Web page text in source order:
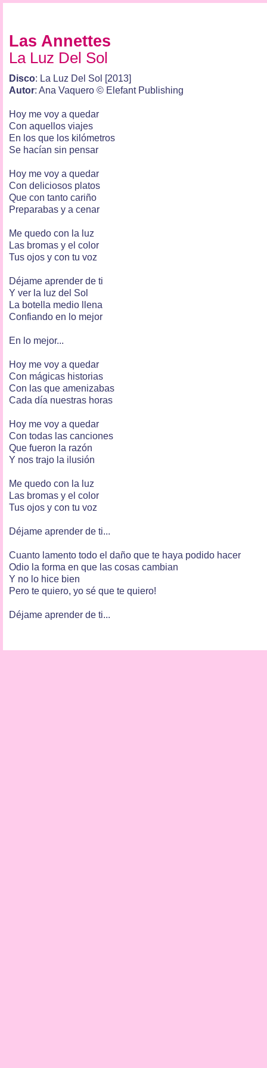
Las Annettes
La Luz Del Sol
Disco: La Luz Del Sol [2013]
Autor: Ana Vaquero © Elefant Publishing
Hoy me voy a quedar
Con aquellos viajes
En los que los kilómetros
Se hacían sin pensar
Hoy me voy a quedar
Con deliciosos platos
Que con tanto cariño
Preparabas y a cenar
Me quedo con la luz
Las bromas y el color
Tus ojos y con tu voz
Déjame aprender de ti
Y ver la luz del Sol
La botella medio llena
Confiando en lo mejor
En lo mejor...
Hoy me voy a quedar
Con mágicas historias
Con las que amenizabas
Cada día nuestras horas
Hoy me voy a quedar
Con todas las canciones
Que fueron la razón
Y nos trajo la ilusión
Me quedo con la luz
Las bromas y el color
Tus ojos y con tu voz
Déjame aprender de ti...
Cuanto lamento todo el daño que te haya podido hacer
Odio la forma en que las cosas cambian
Y no lo hice bien
Pero te quiero, yo sé que te quiero!
Déjame aprender de ti...